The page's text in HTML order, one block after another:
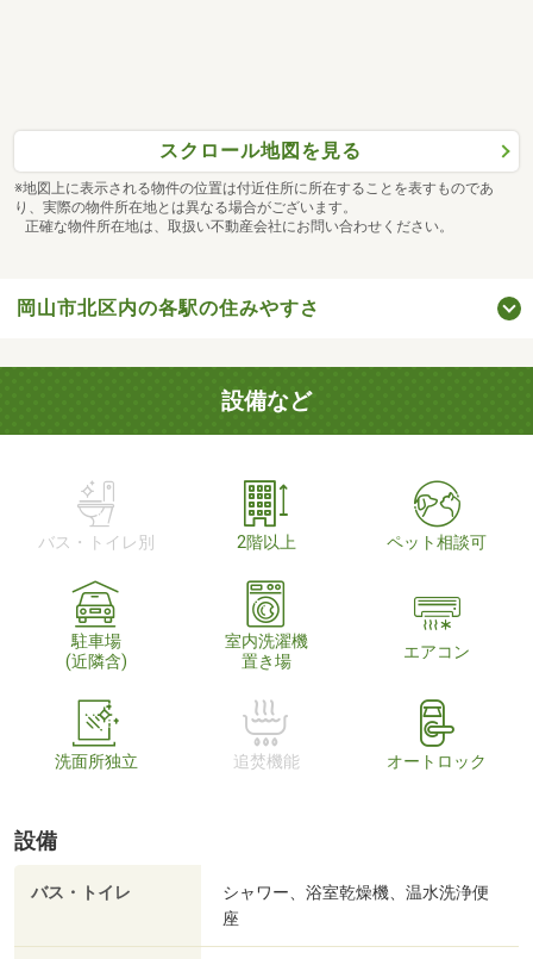
スクロール地図を見る
※地図上に表示される物件の位置は付近住所に所在することを表すものであ
り、実際の物件所在地とは異なる場合がございます。
正確な物件所在地は、取扱い不動産会社にお問い合わせください。
岡山市北区内の各駅の住みやすさ
設備など
バス・トイレ別 2階以上 ペット相談可
駐車場
(近隣含)
室内洗濯機
置き場
エアコン
洗面所独立 追焚機能 オートロック
設備
バス・トイレ
シャワー、浴室乾燥機、温水洗浄便
座